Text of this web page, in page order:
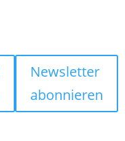
Newsletter
abonnieren